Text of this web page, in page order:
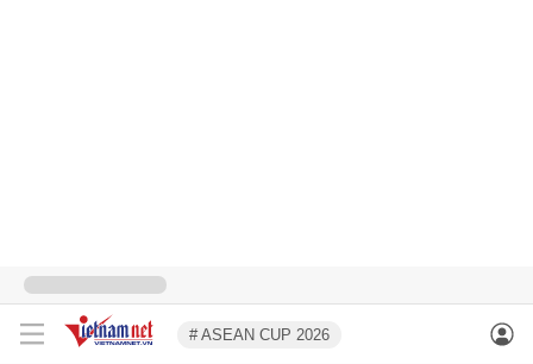
# ASEAN CUP 2026